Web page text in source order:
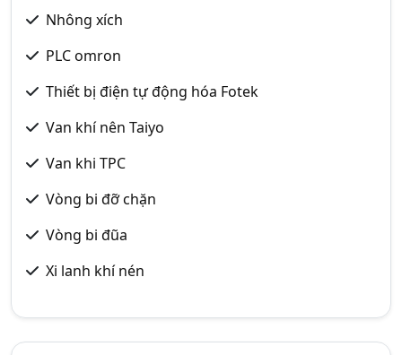
Nhông xích
PLC omron
Thiết bị điện tự động hóa Fotek
Van khí nên Taiyo
Van khi TPC
Vòng bi đỡ chặn
Vòng bi đũa
Xi lanh khí nén